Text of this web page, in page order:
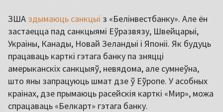
ЗША здымаюць санкцыі з «Белінвестбанку». Але ён
застаецца пад санкцыямі Еўразвязу, Швейцарыі,
Украіны, Канады, Новай Зеландыі і Японіі. Як будуць
працаваць карткі гэтага банку па зняцці
амерыканскіх санкцыяў, невядома, але сумнеўна,
што яны запрацуюць шмат дзе ў Еўропе. У асобных
краінах, дзе прымаюць расейскія карткі «Мир», можа
спрацаваць «Белкарт» гэтага банку.